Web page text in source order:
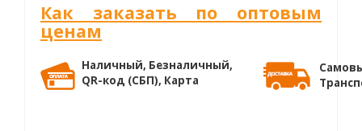
Как заказать по оптовым
ценам
Наличный, Безналичный,
QR-код (СБП), Карта